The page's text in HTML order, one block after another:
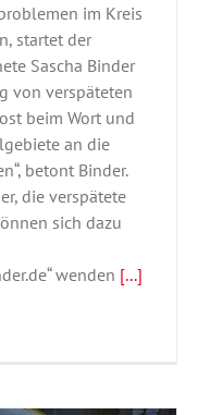
im Kreis
startet der
Sascha Binder
von verspäteten
beim Wort und
an die
betont Binder.
die verspätete
sich dazu
wenden [...]